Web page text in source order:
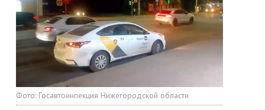
Фото: Госавтоинпекция Нижегородской области